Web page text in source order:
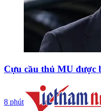
Cựu cầu thủ MU được
8 phút